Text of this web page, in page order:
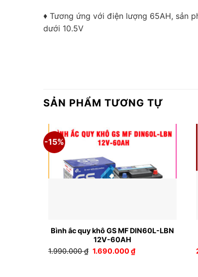
♦ Tương ứng với điện lượng 65AH, sản
dưới 10.5V
SẢN PHẨM TƯƠNG TỰ
-15%
Bình ắc quy khô GS MF DIN60L-LBN
12V-60AH
1.990.000₫ Giá
1.690.000₫Giá